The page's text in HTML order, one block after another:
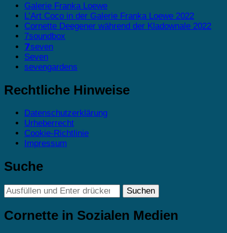
Galerie Franka Loewe
L’Art Coco in der Galerie Franka Loewe 2022
Cornette Deegener während der Kladownale 2022
7soundbox
𝟳seven
Seven
sevengardens
Rechtliche Hinweise
Datenschutzerklärung
Urheberrecht
Cookie-Richtlinie
Impressum
Suche
Suchst
du
nach
etwas?
Cornette in Sozialen Medien